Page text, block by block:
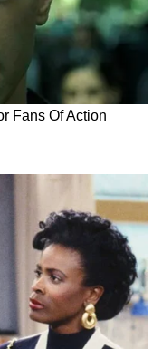
উত্তরবঙ্গে